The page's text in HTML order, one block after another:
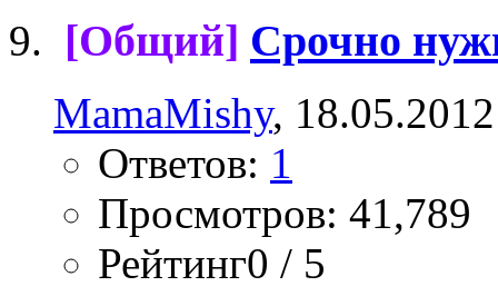
[Общий] Срочно
MamaMishy,
Ответов: 1
Просмотров: 41,789
Рейтинг0 / 5